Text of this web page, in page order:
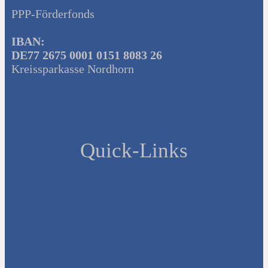
PPP-Förderfonds
IBAN:
DE77 2675 0001 0151 8083 26
Kreissparkasse Nordhorn
Quick-Links